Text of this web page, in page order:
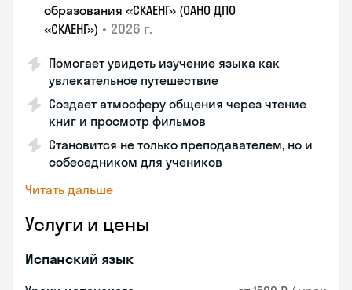
образования «СКАЕНГ» (ОАНО ДПО
«СКАЕНГ») • 2026 г.
Помогает увидеть изучение языка как
увлекательное путешествие
Создает атмосферу общения через чтение
книг и просмотр фильмов
Становится не только преподавателем, но и
собеседником для учеников
Читать дальше
Услуги и цены
Испанский язык